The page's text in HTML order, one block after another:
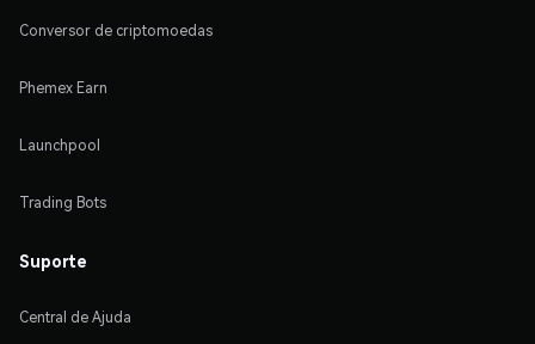
Conversor de criptomoedas
Phemex Earn
Launchpool
Trading Bots
Suporte
Central de Ajuda